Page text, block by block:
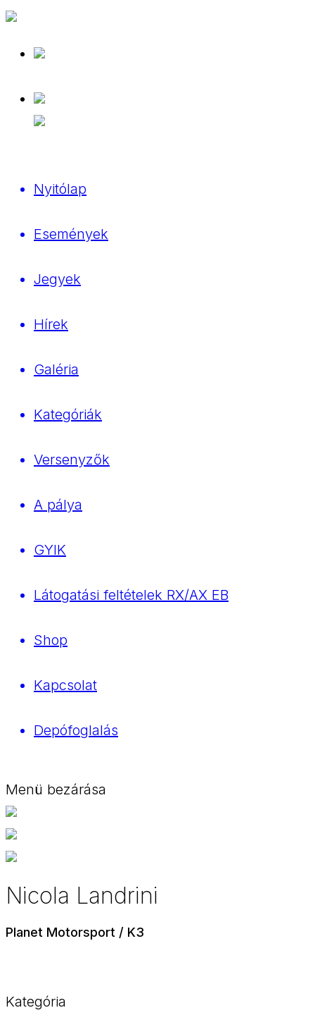
Nyitólap
Események
Jegyek
Hírek
Galéria
Kategóriák
Versenyzők
A pálya
GYIK
Látogatási feltételek RX/AX EB
Shop
Kapcsolat
Depófoglalás
Menü bezárása
Nicola Landrini
Planet Motorsport / K3
Kategória